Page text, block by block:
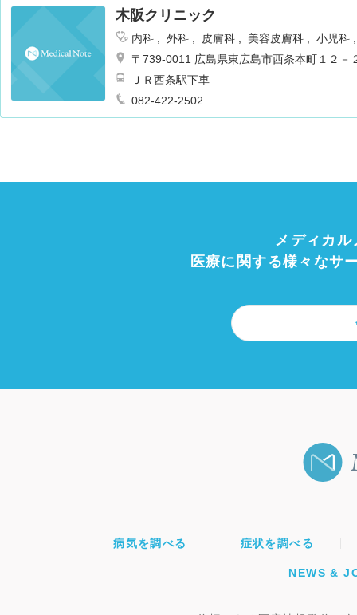
木阪クリニック
内科 外科 皮膚科 美容皮膚科
小児科
〒739-0011 広島県東広島市西条本町１２－
ＪＲ西条駅下車
082-422-2502
メディカ
医療に関する様々なサ
病気を調べる 症状を調べる
NEWS &